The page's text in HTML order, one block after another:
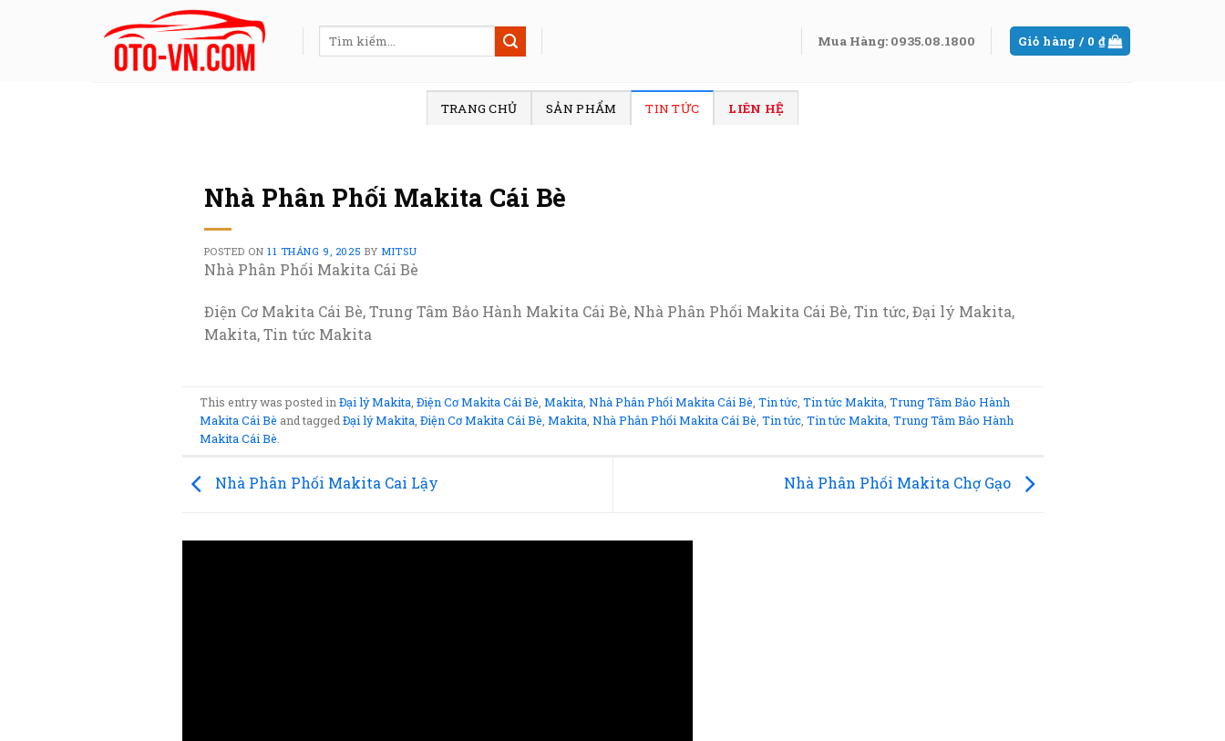
Tìm
kiếm:
Mua Hàng: 0935.08.1800 Giỏ hàng / 0 ₫
TRANG CHỦ SẢN PHẨM TIN TỨC LIÊN HỆ
Nhà Phân Phối Makita Cái Bè
POSTED ON11 THÁNG 9, 2025 BY MITSU
Nhà Phân Phối Makita Cái Bè
Điện Cơ Makita Cái Bè, Trung Tâm Bảo Hành Makita Cái Bè, Nhà Phân Phối Makita Cái Bè, Tin tức, Đại lý Makita,
Makita, Tin tức Makita
This entry was posted in Đại lý Makita Điện Cơ Makita Cái Bè Makita Nhà Phân Phối Makita Cái Bè Tin tức, Tin tức Makita Trung Tâm Bảo Hành
Makita Cái Bè and tagged Đại lý Makita Điện Cơ Makita Cái Bè Makita Nhà Phân Phối Makita Cái Bè Tin tức, Tin tức Makita Trung Tâm Bảo Hành
Makita Cái Bè
Nhà Phân Phối Makita Cai Lậy Nhà Phân Phối Makita Chợ Gạo